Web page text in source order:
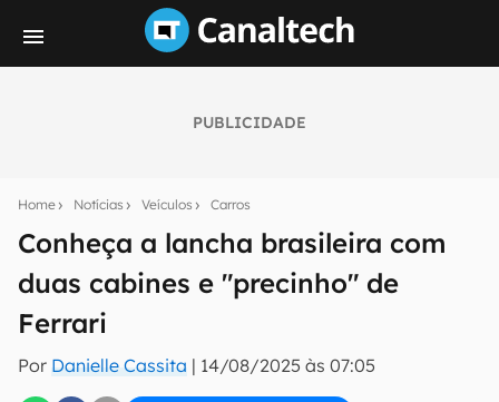
PUBLICIDADE
Home Notícias Veículos Carros
Conheça a lancha brasileira com
duas cabines e "precinho" de
Ferrari
Por Danielle Cassita | 14/08/2025 às 07:05
notícias e reviews sobre tecnologia em primeira
mão.
E-mail
inscreva-se